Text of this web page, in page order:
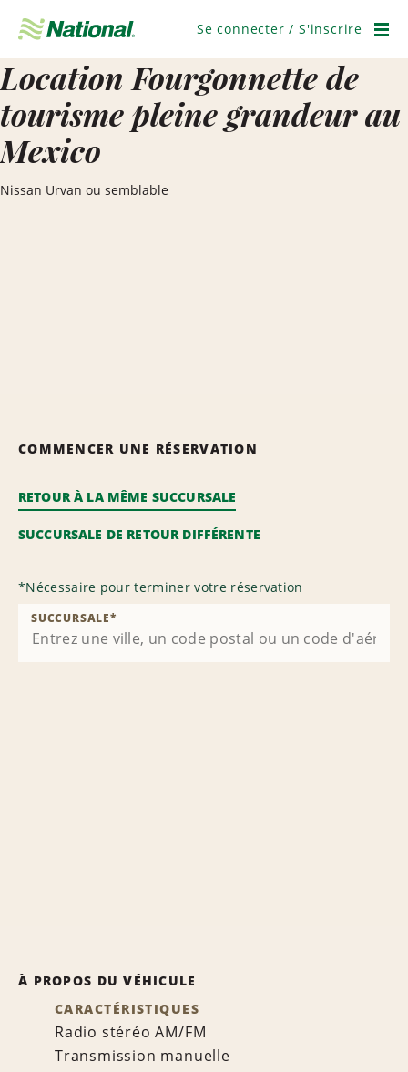
navigation
Se connecter / S'inscrire
Location Fourgonnette de
tourisme pleine grandeur au
Mexico
Nissan Urvan ou semblable
COMMENCER UNE RÉSERVATION
RETOUR À LA MÊME SUCCURSALE
SUCCURSALE DE RETOUR DIFFÉRENTE
*Nécessaire pour terminer votre réservation
SUCCURSALE*
À PROPOS DU VÉHICULE
CARACTÉRISTIQUES
Radio stéréo AM/FM
Transmission manuelle